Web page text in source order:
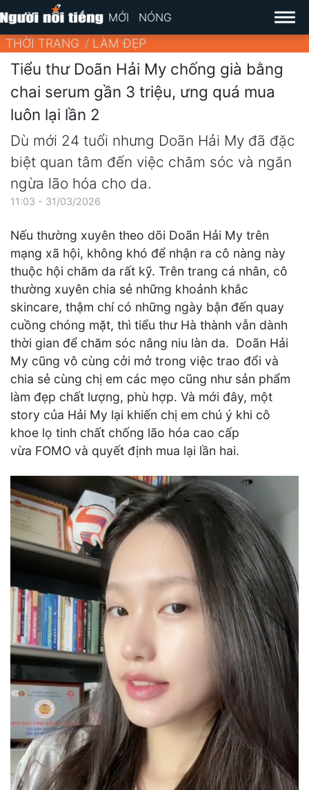
MỚI NÓNG
THỜI TRANG LÀM ĐẸP
Tiểu thư Doãn Hải My chống già bằng
chai serum gần 3 triệu, ưng quá mua
luôn lại lần 2
Dù mới 24 tuổi nhưng Doãn Hải My đã đặc
biệt quan tâm đến việc chăm sóc và ngăn
ngừa lão hóa cho da.
11:03 - 31/03/2026
Nếu thường xuyên theo dõi Doãn Hải My trên
mạng xã hội, không khó để nhận ra cô nàng này
thuộc hội chăm da rất kỹ. Trên trang cá nhân, cô
thường xuyên chia sẻ những khoảnh khắc
skincare, thậm chí có những ngày bận đến quay
cuồng chóng mặt, thì tiểu thư Hà thành vẫn dành
thời gian để chăm sóc nâng niu làn da. Doãn Hải
My cũng vô cùng cởi mở trong việc trao đổi và
chia sẻ cùng chị em các mẹo cũng như sản phẩm
làm đẹp chất lượng, phù hợp. Và mới đây, một
story của Hải My lại khiến chị em chú ý khi cô
khoe lọ tinh chất chống lão hóa cao cấp
vừa FOMO và quyết định mua lại lần hai.